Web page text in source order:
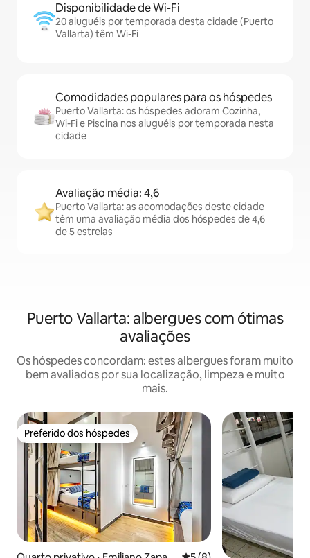
Disponibilidade de Wi-Fi
20 aluguéis por temporada desta cidade (Puerto
Vallarta) têm Wi-Fi
Comodidades populares para os hóspedes
Puerto Vallarta: os hóspedes adoram Cozinha,
Wi-Fi e Piscina nos aluguéis por temporada nesta
cidade
Avaliação média: 4,6
Puerto Vallarta: as acomodações deste cidade
têm uma avaliação média dos hóspedes de 4,6
de 5 estrelas
Puerto Vallarta: albergues com ótimas
avaliações
Os hóspedes concordam: estes albergues foram muito
bem avaliados por sua localização, limpeza e muito
mais.
Preferido dos hóspedes
Preferido dos hóspedes